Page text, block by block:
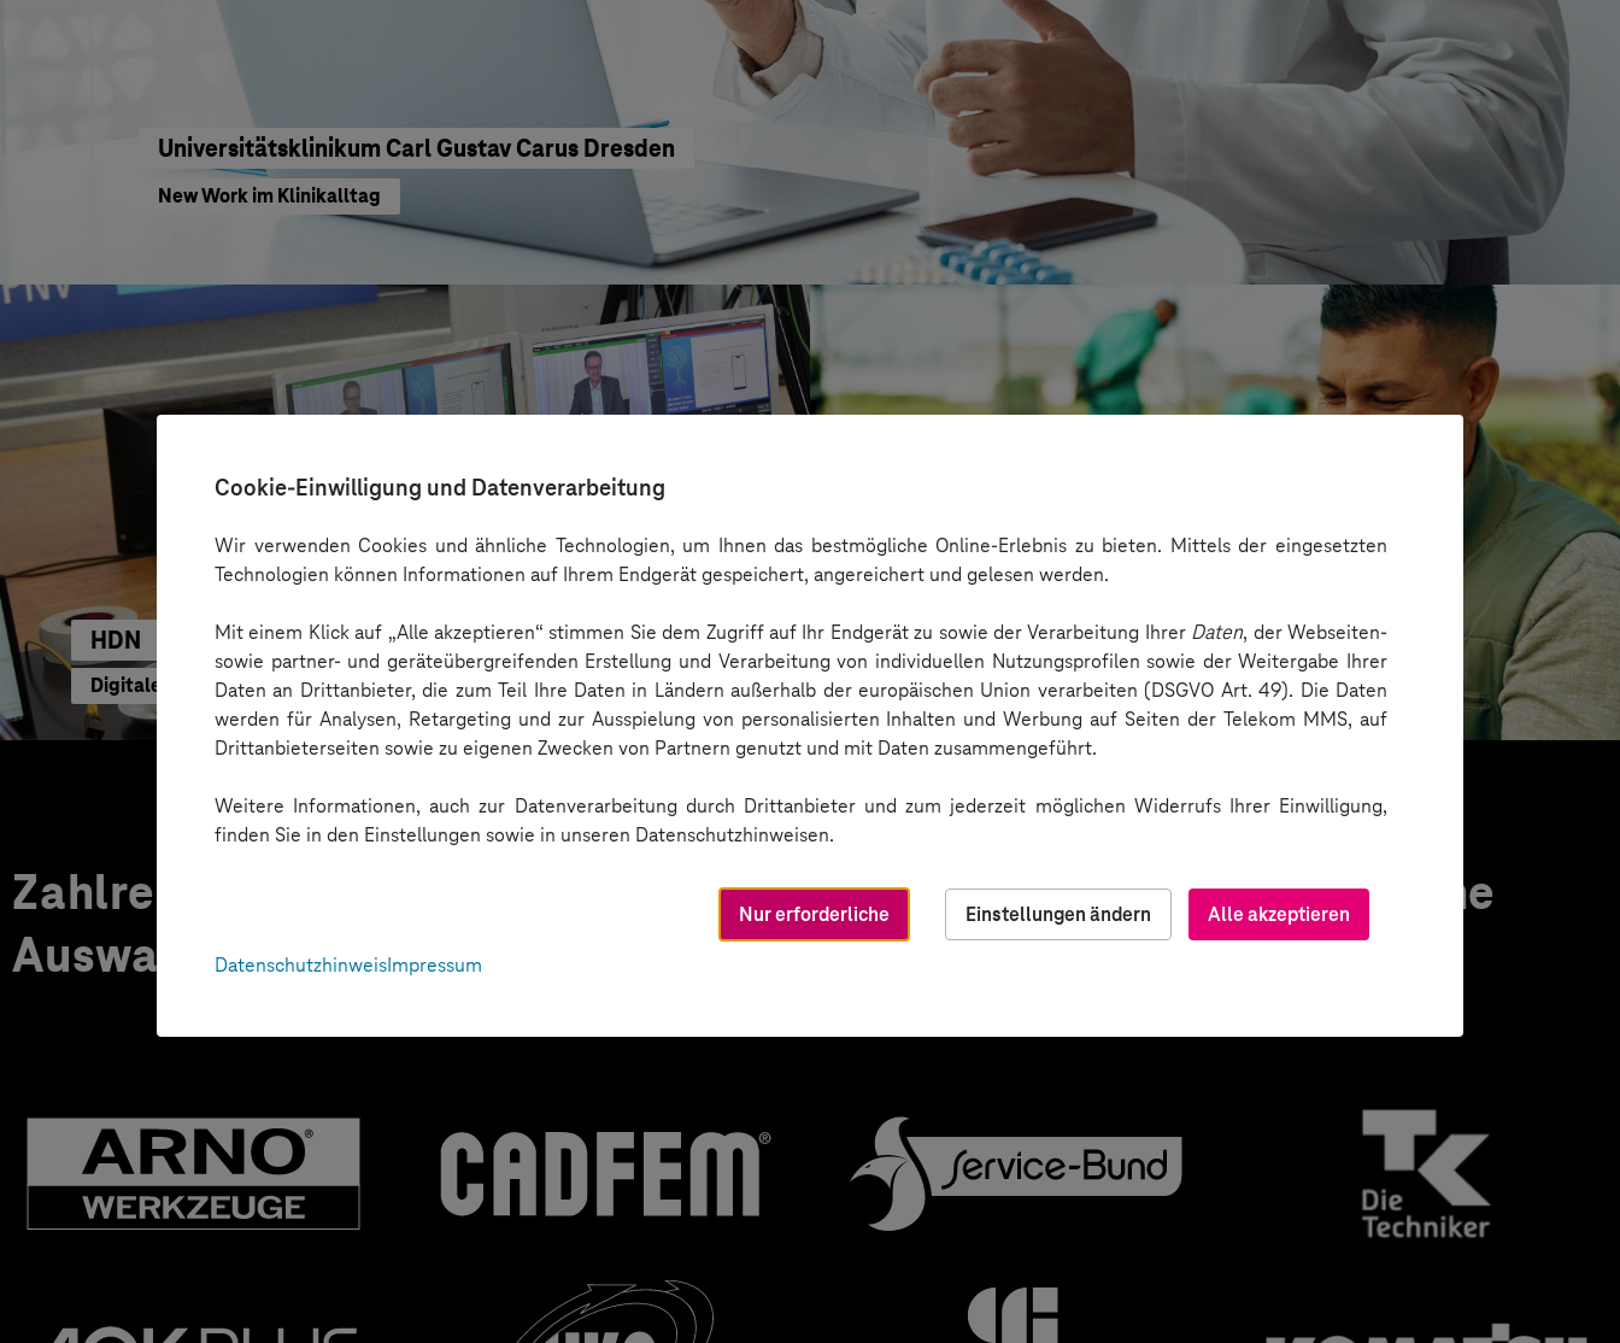
Cookie-Einwilligung und Datenverarbeitung
Wir verwenden Cookies und ähnliche Technologien, um Ihnen das bestmögliche Online-Erlebnis zu bieten. Mittels der eingesetzten
Technologien können Informationen auf Ihrem Endgerät gespeichert, angereichert und gelesen werden.
Mit einem Klick auf „Alle akzeptieren“ stimmen Sie dem Zugriff auf Ihr Endgerät zu sowie der Verarbeitung Ihrer Daten, der Webseiten-
sowie partner- und geräteübergreifenden Erstellung und Verarbeitung von individuellen Nutzungsprofilen sowie der Weitergabe Ihrer
Daten an Drittanbieter, die zum Teil Ihre Daten in Ländern außerhalb der europäischen Union verarbeiten (DSGVO Art. 49). Die Daten
werden für Analysen, Retargeting und zur Ausspielung von personalisierten Inhalten und Werbung auf Seiten der Telekom MMS, auf
Drittanbieterseiten sowie zu eigenen Zwecken von Partnern genutzt und mit Daten zusammengeführt.
Weitere Informationen, auch zur Datenverarbeitung durch Drittanbieter und zum jederzeit möglichen Widerrufs Ihrer Einwilligung,
finden Sie in den Einstellungen sowie in unseren Datenschutzhinweisen.
Alle akzeptieren
Nur erforderliche
Einstellungen ändern
DatenschutzhinweisImpressum
Universitätsklinikum Carl Gustav Carus Dresden
New Work im Klinikalltag
HDN
Digitale Mitgliederversammlung mit rechtssicherem Voting
KWS Saat
Global einheitliche Prozesse und Tools für das Recruiting
Zahlreiche Unternehmen vertrauen auf unsere Expertise. Hier eine
Auswahl: